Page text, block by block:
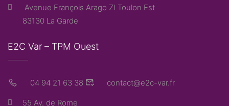
Avenue François Arago ZI Toulon Est
83130 La Garde
E2C Var – TPM Ouest
04 94 21 63 38 contact@e2c-var.fr
55 Av. de Rome